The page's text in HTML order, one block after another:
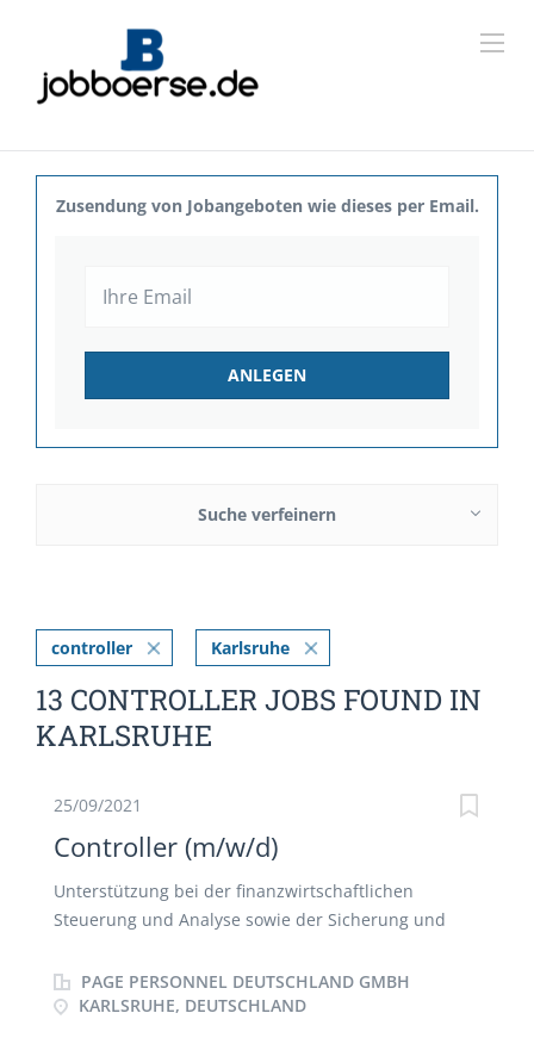
Zusendung von Jobangeboten wie dieses per Email.
Suche verfeinern
controller Karlsruhe
13 CONTROLLER JOBS FOUND IN
KARLSRUHE
25/09/2021
Controller (m/w/d)
Unterstützung bei der finanzwirtschaftlichen
Steuerung und Analyse sowie der Sicherung und
Weiterentwicklung des Reportings Durchführen der
Kosten-, Kostenstellen-, und Kostenträgerrechnung
PAGE PERSONNEL DEUTSCHLAND GMBH
KARLSRUHE, DEUTSCHLAND